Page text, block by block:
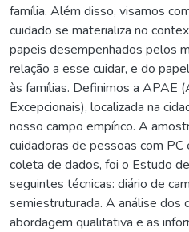
família. Além disso, visamos
cuidado se materializa no
papeis desempenhados pelos
relação a esse cuidar, e do
às famílias. Definimos a APAE
Excepcionais), localizada na
nosso campo empírico. A
cuidadoras de pessoas com
coleta de dados, foi o Estudo
seguintes técnicas: diário de
semiestruturada. A análise dos
abordagem qualitativa e as